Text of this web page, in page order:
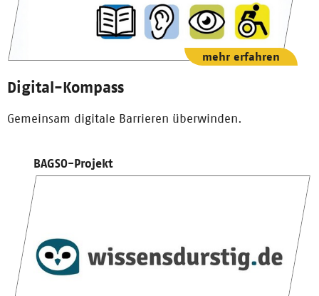
Digital-Kompass
Gemeinsam digitale Barrieren überwinden.
mehr erfahren
BAGSO-Projekt